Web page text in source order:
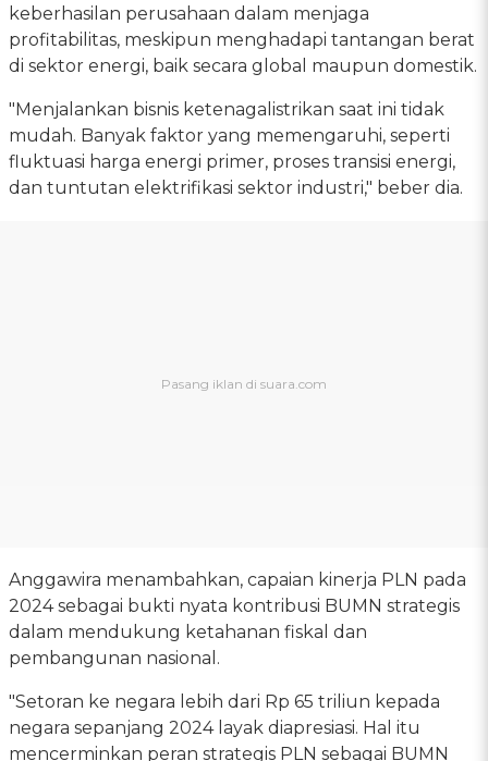
keberhasilan perusahaan dalam menjaga
profitabilitas, meskipun menghadapi tantangan berat
di sektor energi, baik secara global maupun domestik.
"Menjalankan bisnis ketenagalistrikan saat ini tidak
mudah. Banyak faktor yang memengaruhi, seperti
fluktuasi harga energi primer, proses transisi energi,
dan tuntutan elektrifikasi sektor industri," beber dia.
Anggawira menambahkan, capaian kinerja PLN pada
2024 sebagai bukti nyata kontribusi BUMN strategis
dalam mendukung ketahanan fiskal dan
pembangunan nasional.
"Setoran ke negara lebih dari Rp 65 triliun kepada
negara sepanjang 2024 layak diapresiasi. Hal itu
mencerminkan peran strategis PLN sebagai BUMN